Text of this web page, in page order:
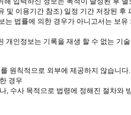
및 이용기간 참조) 일정 기간 저장된 후
는 법률에 의한 경우가 아니고서는 보
개인정보는 기록을 재생 할 수 없는 기
원칙적으로 외부에 제공하지 않습니
경우
, 수사 목적으로 법령에 정해진 절차와